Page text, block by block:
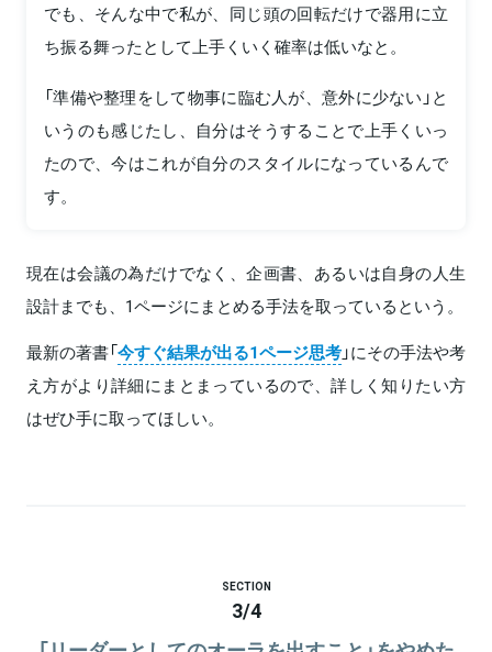
でも、そんな中で私が、同じ頭の回転だけで器用に立
ち振る舞ったとして上手くいく確率は低いなと。
「準備や整理をして物事に臨む人が、意外に少ない」と
いうのも感じたし、自分はそうすることで上手くいっ
たので、今はこれが自分のスタイルになっているんで
す。
現在は会議の為だけでなく、企画書、あるいは自身の人生
設計までも、1ページにまとめる手法を取っているという。
最新の著書「今すぐ結果が出る1ページ思考」にその手法や考
え方がより詳細にまとまっているので、詳しく知りたい方
はぜひ手に取ってほしい。
SECTION
3/4